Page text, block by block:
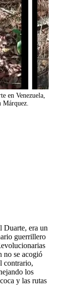
en Venezuela,
Duarte, era un
guerrillero
no se acogió
contrario,
los
y las rutas